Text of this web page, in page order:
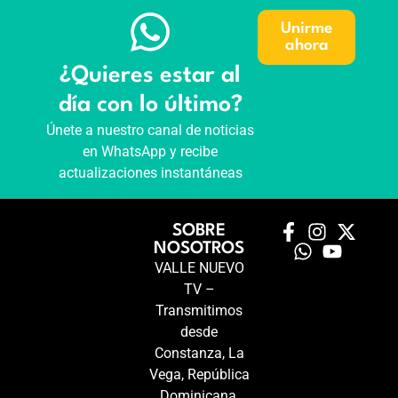
¿Quieres estar al
día con lo último?
Únete a nuestro canal de noticias
en WhatsApp y recibe
actualizaciones instantáneas
Unirme
ahora
SOBRE
NOSOTROS
VALLE NUEVO
TV –
Transmitimos
desde
Constanza, La
Vega, República